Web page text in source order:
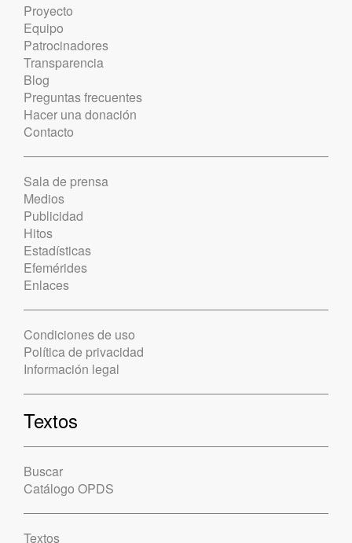
Proyecto
Equipo
Patrocinadores
Transparencia
Blog
Preguntas frecuentes
Hacer una donación
Contacto
Sala de prensa
Medios
Publicidad
Hitos
Estadísticas
Efemérides
Enlaces
Condiciones de uso
Política de privacidad
Información legal
Textos
Buscar
Catálogo OPDS
Textos